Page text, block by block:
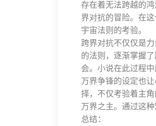
存在着无法跨越的
界对抗的冒险。在
宇宙法则的考验。
跨界对抗不仅仅是
的法则，逐渐掌握
会。小说在此过程
万界争锋的设定也
择，不仅考验着主
万界之主。通过这
总结：